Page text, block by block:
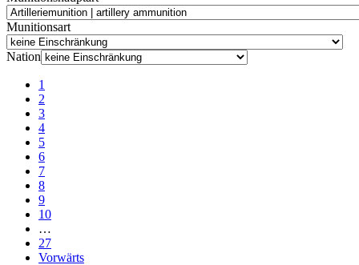
Munitionsart
Nation
1
2
3
4
5
6
7
8
9
10
…
27
Vorwärts